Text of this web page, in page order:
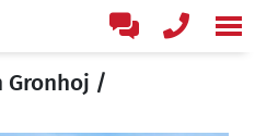
Gronhoj /